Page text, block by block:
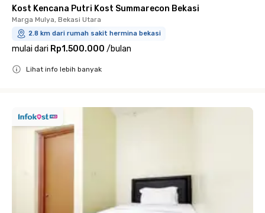
Kost Kencana Putri Kost Summarecon Bekasi
Marga Mulya, Bekasi Utara
2.8 km dari rumah sakit hermina bekasi
mulai dari Rp1.500.000 /bulan
Lihat info lebih banyak